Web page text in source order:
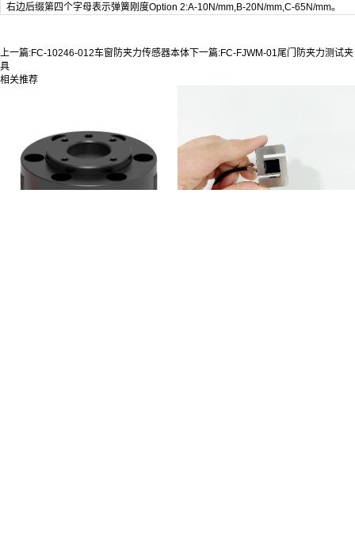
右边后缀第四个字母表示弹簧刚度Option 2:A-10N/mm,B-20N/mm,C-65N/mm。
上一篇:FC-10246-012车窗防夹力传感器本体 下一篇:FC-FJWM-01尾门防夹力测试夹
具
相关推荐